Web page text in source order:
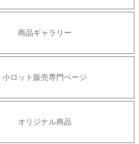
商品ギャラリー
小ロット販売専門ページ
オリジナル商品